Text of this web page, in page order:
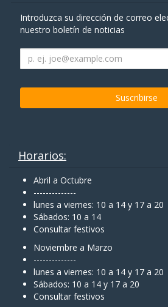
Introduzca su dirección de correo
nuestro boletín de noticias
Horarios:
Abril a Octubre
--------------
lunes a viernes: 10 a 14 y 17 a 20
Sábados: 10 a 14
Consultar festivos
Noviembre a Marzo
--------------
lunes a viernes: 10 a 14 y 17 a 20
Sábados: 10 a 14 y 17 a 20
Consultar festivos